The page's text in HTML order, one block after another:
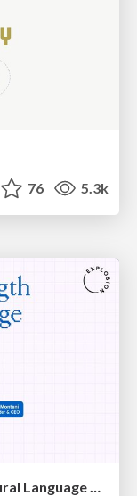
76 5.3k